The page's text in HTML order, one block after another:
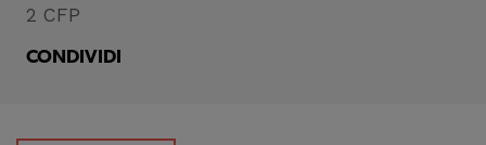
2 CFP
CONDIVIDI